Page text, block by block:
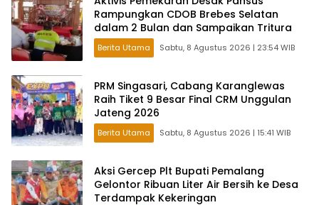
Rampungkan CDOB Brebes Selatan
dalam 2 Bulan dan Sampaikan Tritura
Berita Utama Sabtu, 8 Agustus 2026 | 23:54 WIB
PRM Singasari, Cabang Karanglewas
Raih Tiket 9 Besar Final CRM Unggulan
Jateng 2026
Berita Utama Sabtu, 8 Agustus 2026 | 15:41 WIB
Aksi Gercep Plt Bupati Pemalang
Gelontor Ribuan Liter Air Bersih ke Desa
Terdampak Kekeringan